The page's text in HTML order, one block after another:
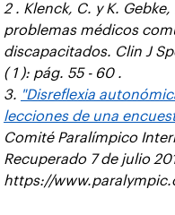
2 . Klenck, C. y K.
problemas médicos
discapacitados. Clin J
( 1 ): pág. 55 - 60 .
3. "Disreflexia
lecciones de una
Comité Paralímpico
Recuperado 7 de julio
https://